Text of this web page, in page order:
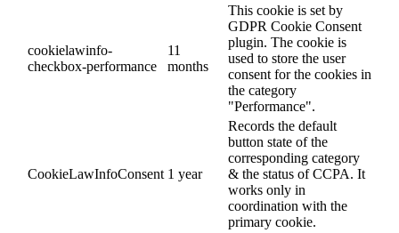
cookielawinfo-
checkbox-performance
11
months
This cookie is set by
GDPR Cookie Consent
plugin. The cookie is
used to store the user
consent for the cookies in
the category
"Performance".
CookieLawInfoConsent 1 year
Records the default
button state of the
corresponding category
& the status of CCPA. It
works only in
coordination with the
primary cookie.